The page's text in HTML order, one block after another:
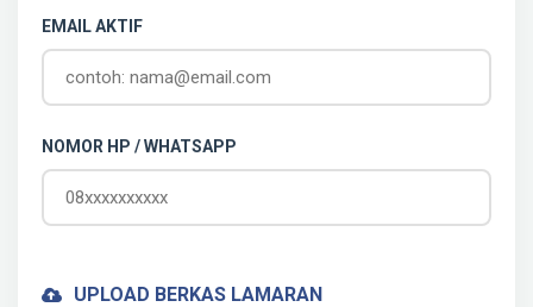
EMAIL AKTIF
NOMOR HP / WHATSAPP
UPLOAD BERKAS LAMARAN